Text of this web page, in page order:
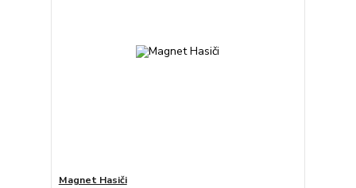
Magnet Hasiči